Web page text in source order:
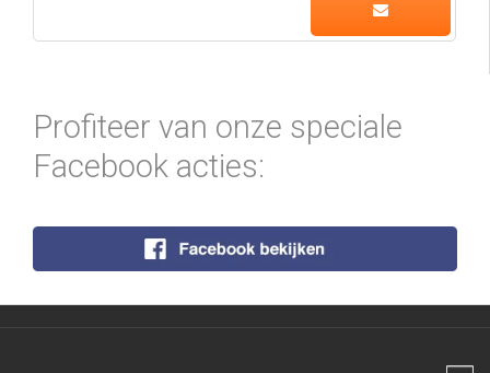
Profiteer van onze speciale
Facebook acties: